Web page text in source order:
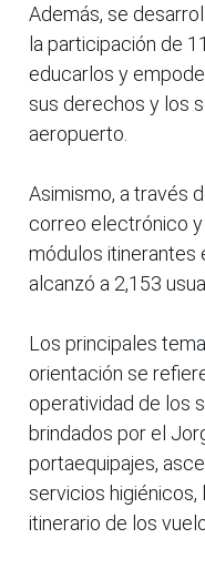
Además, se
la participación de
educarlos y
sus derechos y los
aeropuerto.
Asimismo, a través
correo electrónico
módulos itinerantes
alcanzó a 2,153
Los principales
orientación se
operatividad de los
brindados por el
portaequipajes,
servicios higiénicos,
itinerario de los